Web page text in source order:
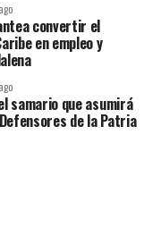
convertir el
en empleo y
samario que asumirá
de la Patria